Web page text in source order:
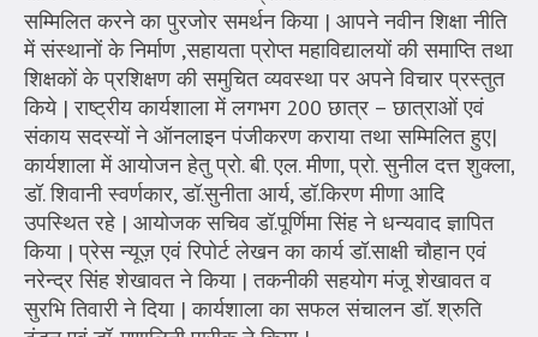
सम्मिलित करने का पुरजोर समर्थन किया | आपने नवीन शिक्षा नीति
में संस्थानों के निर्माण ,सहायता प्रोप्त महाविद्यालयों की समाप्ति तथा
शिक्षकों के प्रशिक्षण की समुचित व्यवस्था पर अपने विचार प्रस्तुत
किये | राष्ट्रीय कार्यशाला में लगभग 200 छात्र – छात्राओं एवं
संकाय सदस्यों ने ऑनलाइन पंजीकरण कराया तथा सम्मिलित हुए|
कार्यशाला में आयोजन हेतु प्रो. बी. एल. मीणा, प्रो. सुनील दत्त शुक्ला,
डॉ. शिवानी स्वर्णकार, डॉ.सुनीता आर्य, डॉ.किरण मीणा आदि
उपस्थित रहे | आयोजक सचिव डॉ.पूर्णिमा सिंह ने धन्यवाद ज्ञापित
किया | प्रेस न्यूज़ एवं रिपोर्ट लेखन का कार्य डॉ.साक्षी चौहान एवं
नरेन्द्र सिंह शेखावत ने किया | तकनीकी सहयोग मंजू शेखावत व
सुरभि तिवारी ने दिया | कार्यशाला का सफल संचालन डॉ. श्रुति